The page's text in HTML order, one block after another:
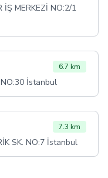
İŞ MERKEZİ NO:2/1
6.7 km
NO:30 İstanbul
7.3 km
SK. NO:7 İstanbul